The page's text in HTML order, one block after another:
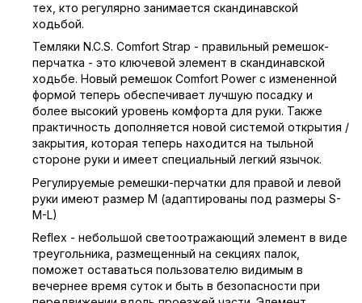
тех, кто регулярно занимается скандинавской
ходьбой.
Темляки N.C.S. Comfort Strap - правильный ремешок-
перчатка - это ключевой элемент в скандинавской
ходьбе. Новый ремешок Comfort Power с измененной
формой теперь обеспечивает лучшую посадку и
более высокий уровень комфорта для руки. Также
практичность дополняется новой системой открытия /
закрытия, которая теперь находится на тыльной
стороне руки и имеет специальный легкий язычок.
Регулируемые ремешки-перчатки для правой и левой
руки имеют размер M (адаптированы под размеры S-
M-L)
Reflex - небольшой светоотражающий элемент в виде
треугольника, размещенный на секциях палок,
поможет оставаться пользователю видимым в
вечернее время суток и быть в безопасности при